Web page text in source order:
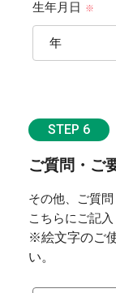
生年月日 ※
STEP 6
ご質問・ご
その他、ご質
こちらにご記
※絵文字のご
い。